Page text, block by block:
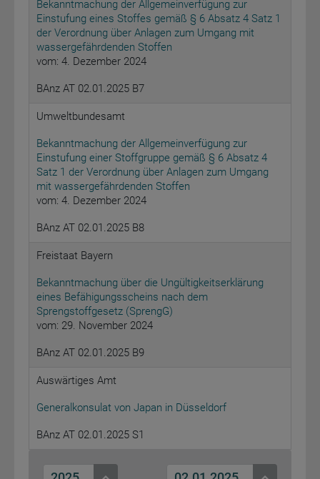
Bekanntmachung der Allgemeinverfügung zur
Einstufung eines Stoffes gemäß § 6 Absatz 4 Satz 1
der Verordnung über Anlagen zum Umgang mit
wassergefährdenden Stoffen
vom: 4. Dezember 2024
BAnz AT 02.01.2025 B7
Umweltbundesamt
Bekanntmachung der Allgemeinverfügung zur
Einstufung einer Stoffgruppe gemäß § 6 Absatz 4
Satz 1 der Verordnung über Anlagen zum Umgang
mit wassergefährdenden Stoffen
vom: 4. Dezember 2024
BAnz AT 02.01.2025 B8
Freistaat Bayern
Bekanntmachung über die Ungültigkeitserklärung
eines Befähigungsscheins nach dem
Sprengstoffgesetz (SprengG)
vom: 29. November 2024
BAnz AT 02.01.2025 B9
Auswärtiges Amt
Generalkonsulat von Japan in Düsseldorf
BAnz AT 02.01.2025 S1